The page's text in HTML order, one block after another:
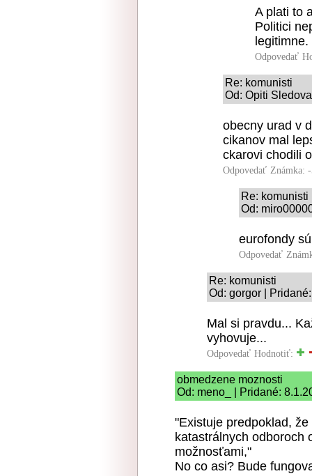
A plati to
Politici
legitimne.
Odpovedať
Re: komunisti
Od: Opiti
obecny urad v
cikanov mal
ckarovi chodili
Odpovedať Známka:
Re: komunisti
Od:
eurofondy
Odpovedať
Re: komunisti
Od: gorgor |
Mal si pravdu...
vyhovuje...
Odpovedať Hodnotiť:
obmedzene moznosti
Od: meno_ | Pridané:
"Existuje predpoklad,
katastrálnych odboroch
možnosťami,"
No co asi? Bude